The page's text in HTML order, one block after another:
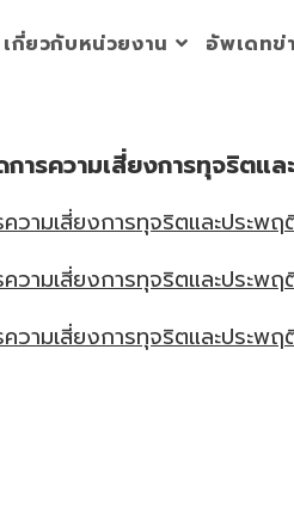
เกี่ยวกับหน่วยงาน อัพเดทข่
การความเสี่ยงการทุจริตแ
ความเสี่ยงการทุจริตและประ
ความเสี่ยงการทุจริตและประ
ความเสี่ยงการทุจริตและประ